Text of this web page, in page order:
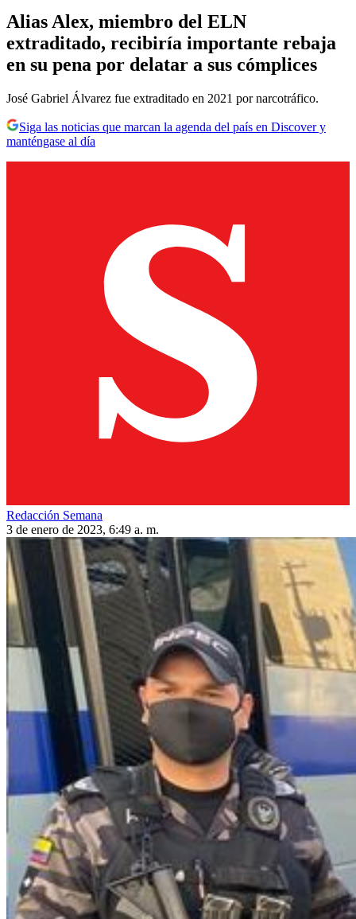
Alias Alex, miembro del ELN
extraditado, recibiría importante rebaja
en su pena por delatar a sus cómplices
José Gabriel Álvarez fue extraditado en 2021 por narcotráfico.
Siga las noticias que marcan la agenda del país en Discover y
manténgase al día
Redacción Semana
3 de enero de 2023, 6:49 a. m.